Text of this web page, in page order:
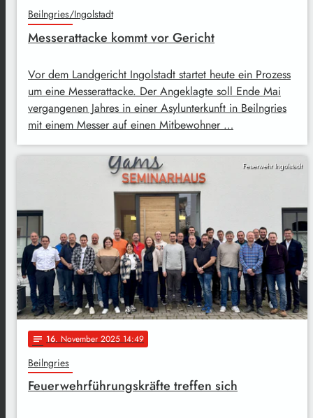
Beilngries/Ingolstadt
Messerattacke kommt vor Gericht
Vor dem Landgericht Ingolstadt startet heute ein Prozess
um eine Messerattacke. Der Angeklagte soll Ende Mai
vergangenen Jahres in einer Asylunterkunft in Beilngries
mit einem Messer auf einen Mitbewohner …
Feuerwehr Ingolstadt
notes 16. November 2025 14:49
Beilngries
Feuerwehrführungskräfte treffen sich